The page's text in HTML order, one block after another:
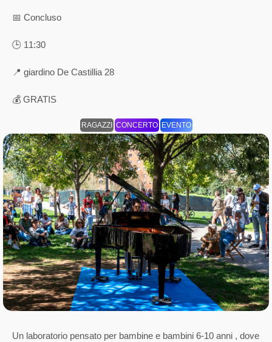
📅 Concluso
🕒 11:30
📍 giardino De Castillia 28
💰 GRATIS
RAGAZZI CONCERTO EVENTO
Un laboratorio pensato per bambine e bambini 6-10 anni , dove